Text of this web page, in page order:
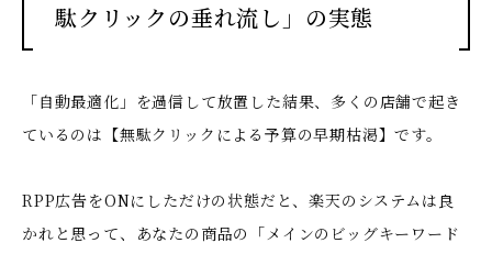
駄クリックの垂れ流し」の実態
「自動最適化」を過信して放置した結果、多くの店舗で起き
ているのは【無駄クリックによる予算の早期枯渇】です。
RPP広告をONにしただけの状態だと、楽天のシステムは良
かれと思って、あなたの商品の「メインのビッグキーワード